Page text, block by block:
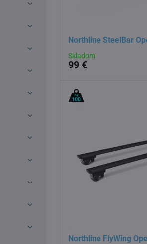
Northline SteelBar
Skladom
99 €
Northline FlyWing